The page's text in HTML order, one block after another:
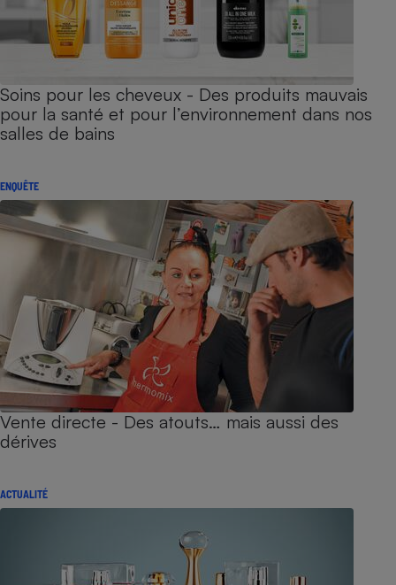
Soins pour les cheveux - Des produits mauvais
pour la santé et pour l’environnement dans nos
salles de bains
ENQUÊTE
Vente directe - Des atouts… mais aussi des
dérives
ACTUALITÉ